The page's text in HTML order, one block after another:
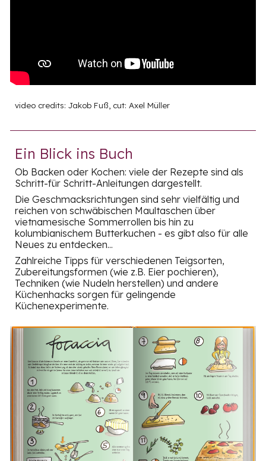
video credits: Jakob Fuß, cut: Axel Müller
Ein Blick ins Buch
Ob Backen oder Kochen: viele der Rezepte sind als
Schritt-für Schritt-Anleitungen dargestellt.
Die Geschmacksrichtungen sind sehr vielfältig und
reichen von schwäbischen Maultaschen über
vietnamesische Sommerrollen bis hin zu
kolumbianischem Butterkuchen - es gibt also für alle
Neues zu entdecken...
Zahlreiche Tipps für verschiedenen Teigsorten,
Zubereitungsformen (wie z.B. Eier pochieren),
Techniken (wie Nudeln herstellen) und andere
Küchenhacks sorgen für gelingende
Küchenexperimente.